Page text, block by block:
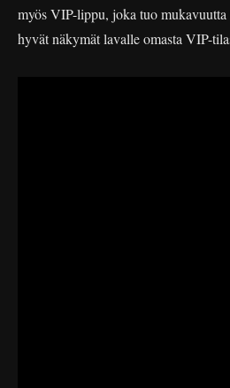
myös VIP-lippu, joka tuo
hyvät näkymät lavalle omasta VIP-